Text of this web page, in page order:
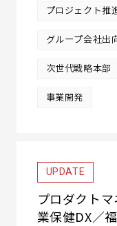
プロジェクト推
グループ会社出
次世代戦略本部
事業開発
UPDATE
プロダクト
業保健DX／